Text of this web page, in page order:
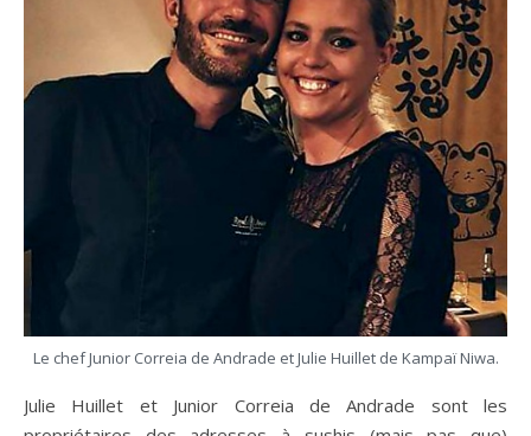
Le chef Junior Correia de Andrade et Julie Huillet de Kampaï Niwa.
Julie Huillet et Junior Correia de Andrade sont les